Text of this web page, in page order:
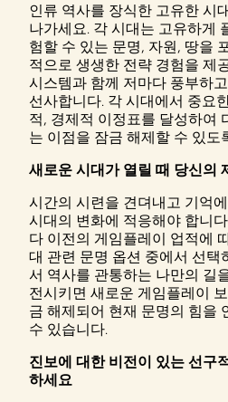
인류 역사를 장식한 고유한 시
나가세요. 각 시대는 고유하게
험할 수 있는 문명, 자원, 땅을
적으로 생생한 전략 경험을 제
시스템과 함께 저마다 풍부하
선사합니다. 각 시대에서 중요
적, 경제적 이정표를 달성하여
는 이점을 잠금 해제할 수 있도
새로운 시대가 열릴 때 당신의
시간의 시련을 견뎌내고 기억
시대의 변화에 적응해야 합니
다 이전의 게임플레이 업적에
대 관련 문명 옵션 중에서 선택
서 역사를 관통하는 나만의 길
전시키면 새로운 게임플레이
금 해제되어 현재 문명의 힘을
수 있습니다.
진보에 대한 비전이 있는 선구
하세요